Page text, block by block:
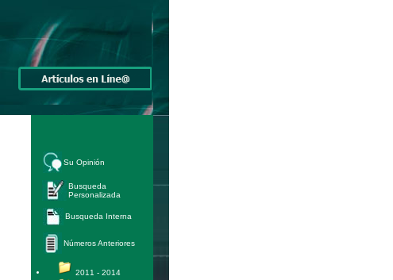
Su Opinión
Busqueda
Personalizada
Busqueda Interna
Números Anteriores
2011 - 2014